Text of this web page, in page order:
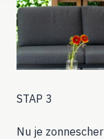
STAP 3
Nu je